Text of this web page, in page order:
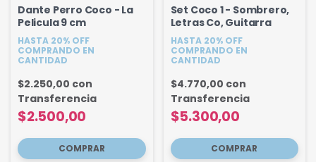
Dante Perro Coco - La
Pelicula 9 cm
HASTA 20% OFF
COMPRANDO EN
CANTIDAD
$2.500,00
$2.250,00 con
Transferencia
Set Coco 1 - Sombrero,
Letras Co, Guitarra
HASTA 20% OFF
COMPRANDO EN
CANTIDAD
$5.300,00
$4.770,00 con
Transferencia